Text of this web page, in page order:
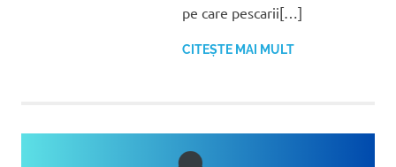
pe care pescarii[…]
CITEȘTE MAI MULT